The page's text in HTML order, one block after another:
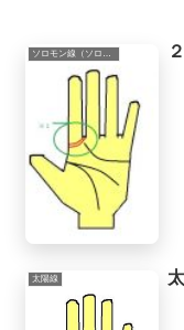
ソロモン線（ソロモン環）
太陽線